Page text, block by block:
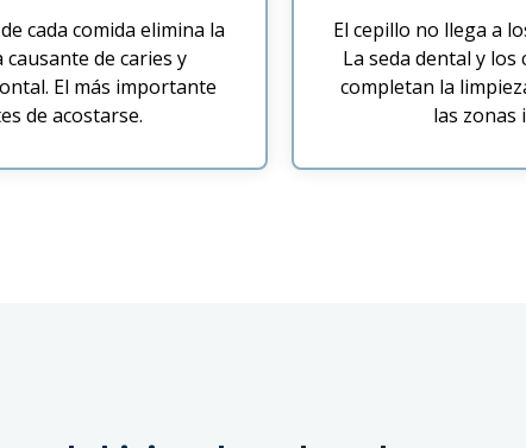
cada comida elimina la
de caries y
El más importante
de acostarse.
El cepillo no llega a
La seda dental y
completan la
las zonas